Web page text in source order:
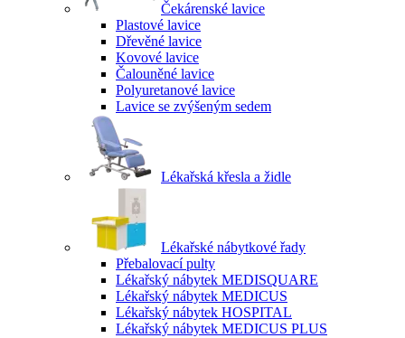
Čekárenské lavice
Plastové lavice
Dřevěné lavice
Kovové lavice
Čalouněné lavice
Polyuretanové lavice
Lavice se zvýšeným sedem
Lékařská křesla a židle
Lékařské nábytkové řady
Přebalovací pulty
Lékařský nábytek MEDISQUARE
Lékařský nábytek MEDICUS
Lékařský nábytek HOSPITAL
Lékařský nábytek MEDICUS PLUS